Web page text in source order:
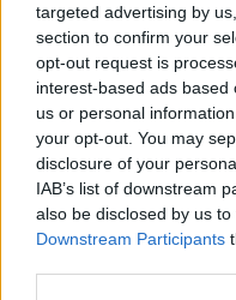
targeted advertising by
section to confirm your
opt-out request is
interest-based ads
us or personal
your opt-out. You may
disclosure of your
IAB’s list of downstream
also be disclosed by us
Downstream Participants
Stampa Altro
Vuoi ricevere gli
Inserisci nome ed indirizzo